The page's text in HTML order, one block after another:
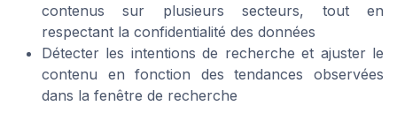
contenus sur plusieurs secteurs, tout en
respectant la confidentialité des données
Détecter les intentions de recherche et ajuster le
contenu en fonction des tendances observées
dans la fenêtre de recherche